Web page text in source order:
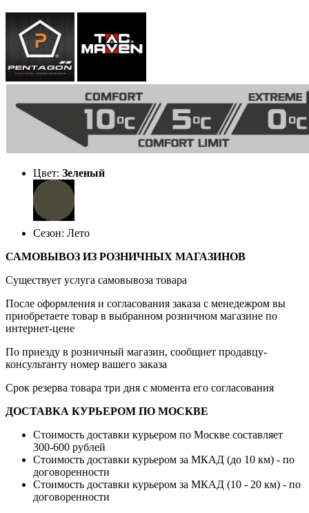
Цвет: Зеленый
Сезон: Лето
САМОВЫВОЗ ИЗ РОЗНИЧНЫХ МАГАЗИНОВ
Существует услуга самовывоза товара
После оформления и согласования заказа с менедежром вы
приобретаете товар в выбранном розничном магазине по
интернет-цене
По приезду в розничный магазин, сообщиет продавцу-
консультанту номер вашего заказа
Срок резерва товара три дня с момента его согласования
ДОСТАВКА КУРЬЕРОМ ПО МОСКВЕ
Стоимость доставки курьером по Москве составляет
300-600 рублей
Стоимость доставки курьером за МКАД (до 10 км) - по
договоренности
Стоимость доставки курьером за МКАД (10 - 20 км) - по
договоренности